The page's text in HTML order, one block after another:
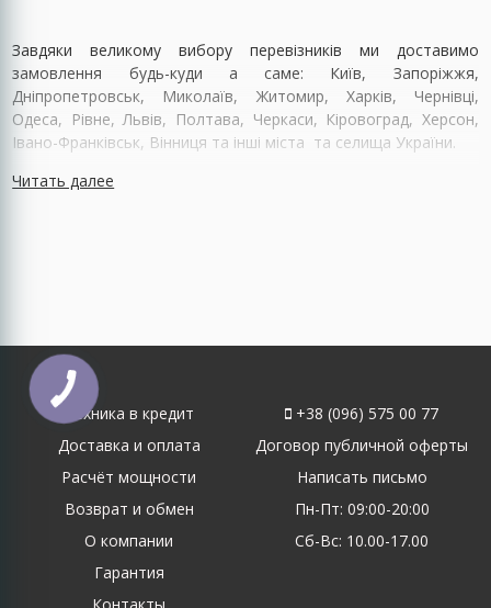
Завдяки великому вибору перевізників ми доставимо
замовлення будь-куди а саме: Київ, Запоріжжя,
Дніпропетровськ, Миколаїв, Житомир, Харків, Чернівці,
Одеса, Рівне, Львів, Полтава, Черкаси, Кіровоград, Херсон,
Івано-Франківськ, Вінниця та інші міста та селища України.
Читать далее
Техника в кредит
Доставка и оплата
Расчёт мощности
Возврат и обмен
О компании
Гарантия
Контакты
+38 (096) 575 00 77
Договор публичной оферты
Написать письмо
Пн-Пт: 09:00-20:00
Сб-Вс: 10.00-17.00